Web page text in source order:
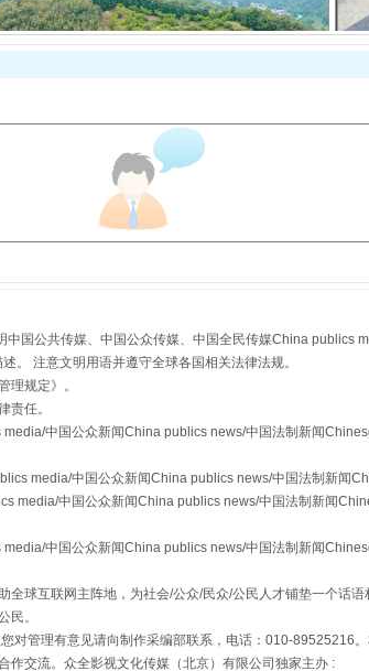
以产业富民促振兴
从幼儿园到大学，有这些资助
国公共传媒、中国公众传媒、中国全民传媒China publics
。 注意文明用语并遵守全球各国相关法律法规。
理规定》。
责任。
中国公众新闻China publics news/中国法制新闻
media/中国公众新闻China publics news/中国法制新闻
media/中国公众新闻China publics news/中国法制新闻
中国公众新闻China publics news/中国法制新闻
球互联网主阵地，为社会/公众/民众/公民人才铺垫一个话
民。
对管理有意见请向制作采编部联系，电话：010-89525216
作交流。众全影视文化传媒（北京）有限公司独家主办 :